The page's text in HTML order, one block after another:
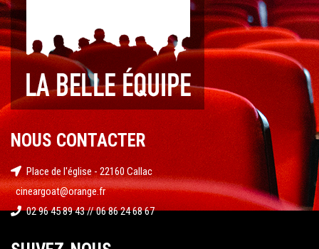
NOUS CONTACTER
Place de l'église - 22160 Callac
cineargoat@orange.fr
02 96 45 89 43 // 06 86 24 68 67